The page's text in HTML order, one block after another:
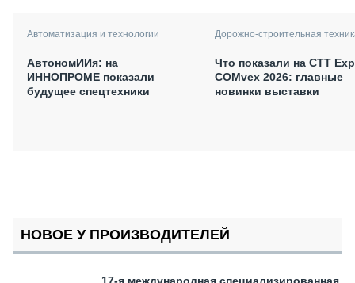
Автоматизация и технологии
АвтономИИя: на
ИННОПРОМЕ показали
будущее спецтехники
Дорожно-строительная
Что показали на CTT
COMvex 2026: главные
новинки выставки
НОВОЕ У ПРОИЗВОДИТЕЛЕЙ
17-я международная специализированная